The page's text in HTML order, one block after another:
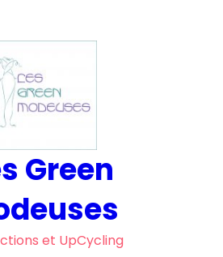
Green
et UpCycling